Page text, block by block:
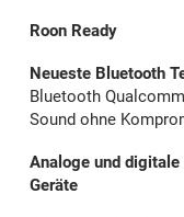
Roon Ready
Neueste Bluetooth
Bluetooth
Sound ohne
Analoge und
Geräte